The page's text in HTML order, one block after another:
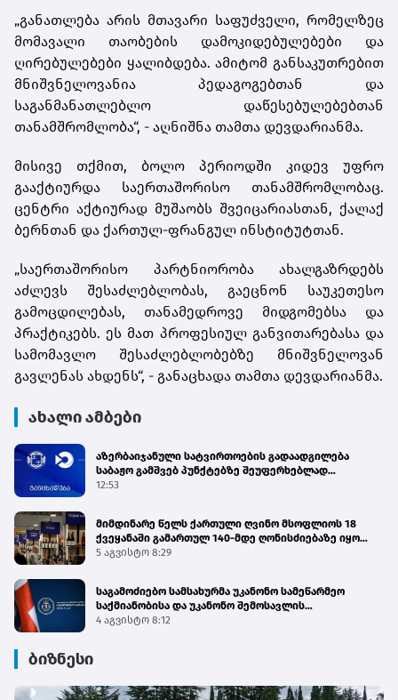
„განათლება არის მთავარი საფუძველი, რომელზეც
მომავალი თაობების დამოკიდებულებები და
ღირებულებები ყალიბდება. ამიტომ განსაკუთრებით
მნიშვნელოვანია პედაგოგებთან და
საგანმანათლებლო დაწესებულებებთან
თანამშრომლობა“, - აღნიშნა თამთა დევდარიანმა.
მისივე თქმით, ბოლო პერიოდში კიდევ უფრო
გააქტიურდა საერთაშორისო თანამშრომლობაც.
ცენტრი აქტიურად მუშაობს შვეიცარიასთან, ქალაქ
ბერნთან და ქართულ-ფრანგულ ინსტიტუტთან.
„საერთაშორისო პარტნიორობა ახალგაზრდებს
აძლევს შესაძლებლობას, გაეცნონ საუკეთესო
გამოცდილებას, თანამედროვე მიდგომებსა და
პრაქტიკებს. ეს მათ პროფესიულ განვითარებასა და
სამომავლო შესაძლებლობებზე მნიშვნელოვან
გავლენას ახდენს“, - განაცხადა თამთა დევდარიანმა.
ახალი ამბები
აზერბაიჯანული სატვირთოების გადაადგილება
საბაჟო გამშვებ პუნქტებზე შეუფერხებლად
მიმდინარეობს - შემოსავლების სამსახური
12:53
მიმდინარე წელს ქართული ღვინო მსოფლიოს 18
ქვეყანაში გამართულ 140-მდე ღონისძიებაზე იყო
წარმოდგენილი
5 აგვისტო 8:29
საგამოძიებო სამსახურმა უკანონო სამეწარმეო
საქმიანობისა და უკანონო შემოსავლის
ლეგალიზაციის ფაქტებზე 4 პირი დააკავა
4 აგვისტო 8:12
ბიზნესი